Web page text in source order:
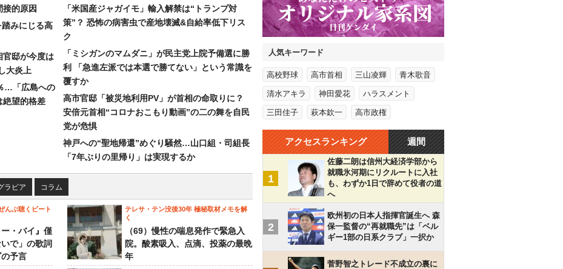
的原因
みにじる高
邸が今度は
大炎上
…「広島への
絶望的格差
「米国産ジャガイモ」輸入解禁は“トランプ対
策”？ 恐怖の病害虫で産地壊滅&自給率低下リス
ク
「ミシガンのマムダニ」が民主党上院予備選に勝
利 「急進左派では本選で勝てない」という常識を
覆すか
高市官邸「被災地利用PV」が首相の命取りに？
安倍元首相“コロナおこもり動画”の二の舞を自民
党が危惧
神戸への“聖地帰還”めぐり騒然…山口組・司組長
「7年ぶりの里帰り」は実現するか
ラビア コラム
んぶ聴くビート
ー・バイ』僅
で」の歌詞
予言
テレサ・テン没後30年 極秘取材メモを解
く
（69）慢性の喘息発作で緊急入
院。酸素吸入、点滴、投薬の最晩
年
人気キーワード
高校野球 高市首相 三山凌輝 青木歌音
清水アキラ 神田愛花 ハラスメント
三田佳子 萩本欽一 高市政権
アクセスランキング 週間
1
佐藤二朗は信州大経済学部から
就職氷河期にリクルートに入社
も、わずか1日で辞めて役者の道
へ
2
欧州初の日本人指揮官誕生へ 森
保一監督の“再就職先”は「ベル
ギー1部の日系クラブ」一択か
菅野智之トレード不成立の裏に